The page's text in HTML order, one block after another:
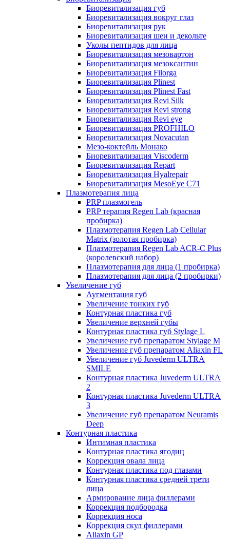
Биоревитализация губ
Биоревитализация вокруг глаз
Биоревитализация рук
Биоревитализация шеи и декольте
Уколы пептидов для лица
Биоревитализация мезовартон
Биоревитализация мезоксантин
Биоревитализация Filorga
Биоревитализация Plinest
Биоревитализация Plinest Fast
Биоревитализация Revi Silk
Биоревитализация Revi strong
Биоревитализация Revi eye
Биоревитализация PROFHILO
Биоревитализация Novacutan
Мезо-коктейль Монако
Биоревитализация Viscoderm
Биоревитализация Repart
Биоревитализация Hyalrepair
Биоревитализация MesoEye C71
Плазмотерапия лица
PRP плазмогель
PRP терапия Regen Lab (красная
пробирка)
Плазмотерапия Regen Lab Cellular
Matrix (золотая пробирка)
Плазмотерапия Regen Lab ACR-C Plus
(королевский набор)
Плазмотерапия для лица (1 пробирка)
Плазмотерапия для лица (2 пробирки)
Увеличение губ
Аугментация губ
Увеличение тонких губ
Контурная пластика губ
Увеличение верхней губы
Контурная пластика губ Stylage L
Увеличение губ препаратом Stylage M
Увеличение губ препаратом Aliaxin FL
Увеличение губ Juvederm ULTRA
SMILE
Контурная пластика Juvederm ULTRA
2
Контурная пластика Juvederm ULTRA
3
Увеличение губ препаратом Neuramis
Deep
Контурная пластика
Интимная пластика
Контурная пластика ягодиц
Коррекция овала лица
Контурная пластика под глазами
Контурная пластика средней трети
лица
Армирование лица филлерами
Коррекция подбородка
Коррекция носа
Коррекция скул филлерами
Aliaxin GP